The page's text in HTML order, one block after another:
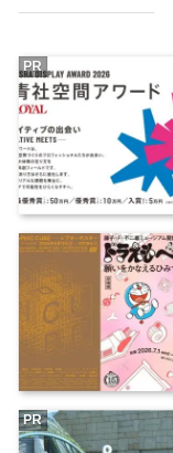
PR
PR